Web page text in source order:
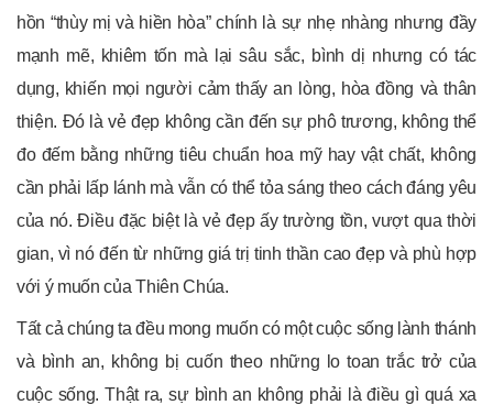
hồn “thùy mị và hiền hòa” chính là sự nhẹ nhàng nhưng đầy
mạnh mẽ, khiêm tốn mà lại sâu sắc, bình dị nhưng có tác
dụng, khiến mọi người cảm thấy an lòng, hòa đồng và thân
thiện. Đó là vẻ đẹp không cần đến sự phô trương, không thể
đo đếm bằng những tiêu chuẩn hoa mỹ hay vật chất, không
cần phải lấp lánh mà vẫn có thể tỏa sáng theo cách đáng yêu
của nó. Điều đặc biệt là vẻ đẹp ấy trường tồn, vượt qua thời
gian, vì nó đến từ những giá trị tinh thần cao đẹp và phù hợp
với ý muốn của Thiên Chúa.
Tất cả chúng ta đều mong muốn có một cuộc sống lành thánh
và bình an, không bị cuốn theo những lo toan trắc trở của
cuộc sống. Thật ra, sự bình an không phải là điều gì quá xa